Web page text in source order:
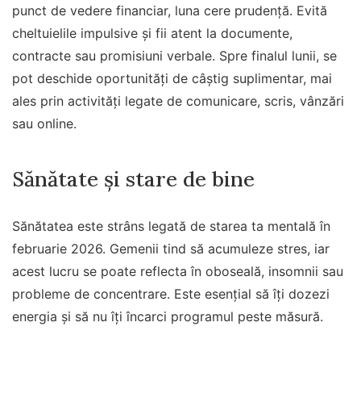
punct de vedere financiar, luna cere prudență. Evită
cheltuielile impulsive și fii atent la documente,
contracte sau promisiuni verbale. Spre finalul lunii, se
pot deschide oportunități de câștig suplimentar, mai
ales prin activități legate de comunicare, scris, vânzări
sau online.
Sănătate și stare de bine
Sănătatea este strâns legată de starea ta mentală în
februarie 2026. Gemenii tind să acumuleze stres, iar
acest lucru se poate reflecta în oboseală, insomnii sau
probleme de concentrare. Este esențial să îți dozezi
energia și să nu îți încarci programul peste măsură.